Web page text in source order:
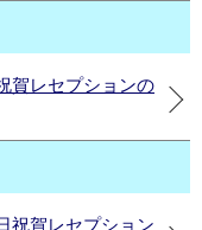
賀レセプションの
祝賀レセプション